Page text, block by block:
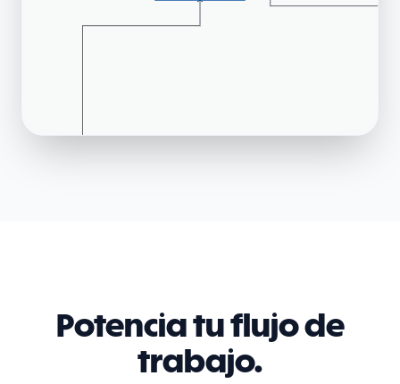
Potencia tu flujo de
trabajo.